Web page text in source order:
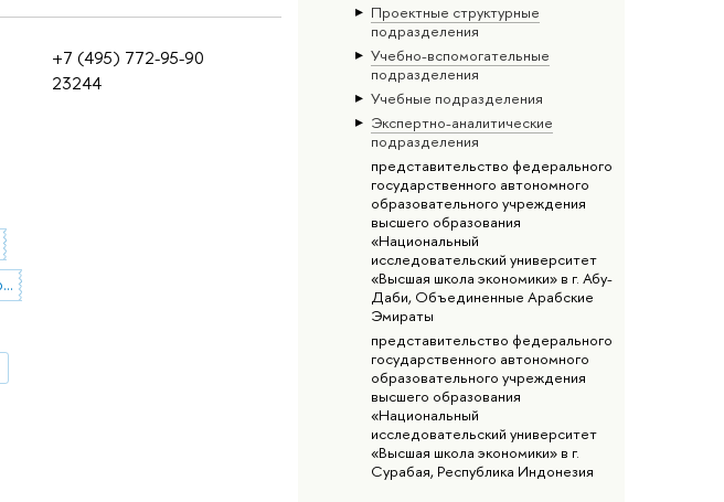
Проектные структурные
подразделения
Учебно-вспомогательные
подразделения
Учебные подразделения
Экспертно-аналитические
подразделения
представительство федерального
государственного автономного
образовательного учреждения
высшего образования
«Национальный
исследовательский университет
«Высшая школа экономики» в г. Абу-
Даби, Объединенные Арабские
Эмираты
представительство федерального
государственного автономного
образовательного учреждения
высшего образования
«Национальный
исследовательский университет
«Высшая школа экономики» в г.
Сурабая, Республика Индонезия
+7 (495) 772-95-90
23244
политическая антропология